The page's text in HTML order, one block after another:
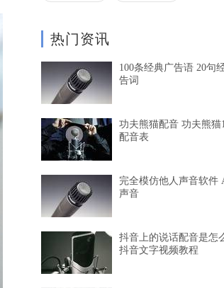
热门资讯
100条经典广告语 20句经典广
告词
功夫熊猫配音 功夫熊猫
配音表
完全模仿他人声音软件
声音
抖音上的说话配音是怎
抖音文字视频教程